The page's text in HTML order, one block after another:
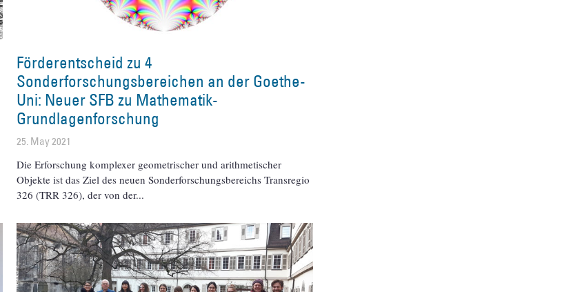
Förderentscheid zu 4
Sonderforschungsbereichen an der Goethe-
Uni: Neuer SFB zu Mathematik-
Grundlagenforschung
25. May 2021
Die Erforschung komplexer geometrischer und arithmetischer
Objekte ist das Ziel des neuen Sonderforschungsbereichs Transregio
326 (TRR 326), der von der